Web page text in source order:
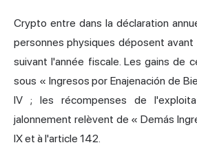
Crypto entre dans la déclaration
personnes physiques déposent avant
suivant l'année fiscale. Les gains de
sous « Ingresos por Enajenación de
IV ; les récompenses de
jalonnement relèvent de « Demás
IX et à l'article 142.